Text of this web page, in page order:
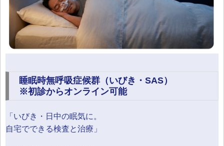
睡眠時無呼吸症候群（いびき・SAS）
※初診からオンライン可能
「いびき・日中の眠気に。
自宅でできる検査と治療」